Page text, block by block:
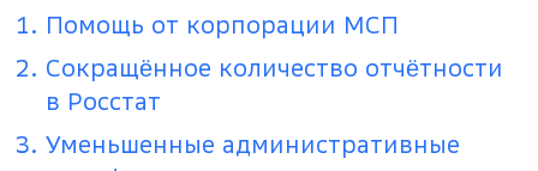
Помощь от корпорации МСП
Сокращённое количество отчётности
в Росстат
Уменьшенные административные